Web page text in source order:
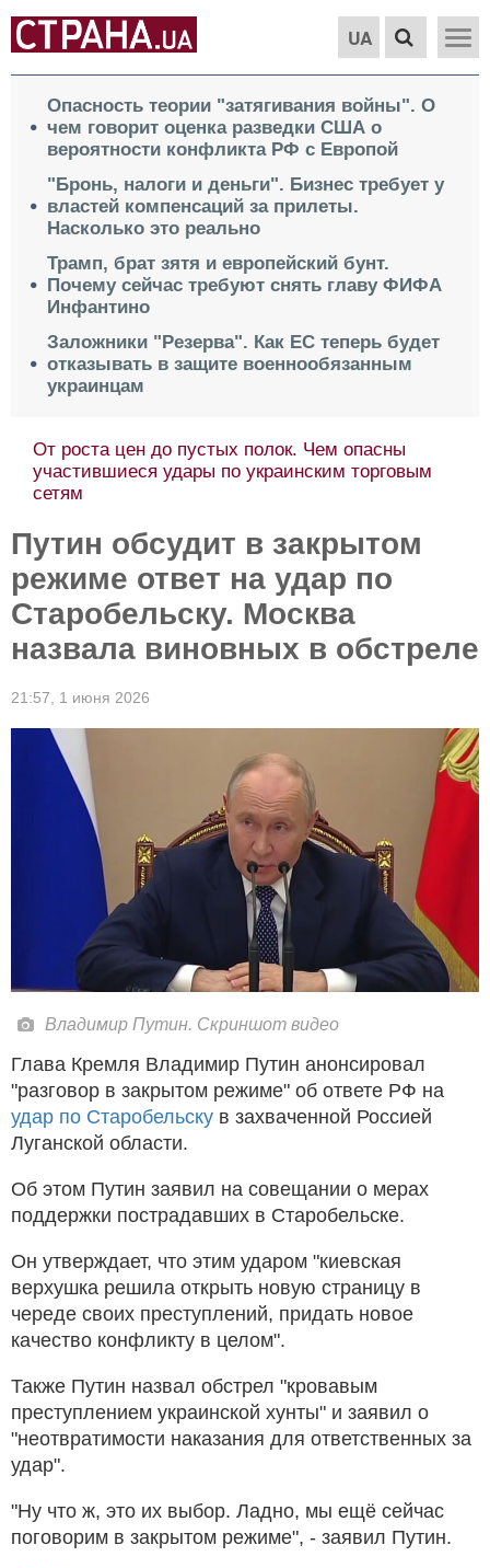
UA
Опасность теории "затягивания войны". О
чем говорит оценка разведки США о
вероятности конфликта РФ с Европой
"Бронь, налоги и деньги". Бизнес требует у
властей компенсаций за прилеты.
Насколько это реально
Трамп, брат зятя и европейский бунт.
Почему сейчас требуют снять главу ФИФА
Инфантино
Заложники "Резерва". Как ЕС теперь будет
отказывать в защите военнообязанным
украинцам
От роста цен до пустых полок. Чем опасны
участившиеся удары по украинским торговым
сетям
Путин обсудит в закрытом
режиме ответ на удар по
Старобельску. Москва
назвала виновных в обстреле
21:57, 1 июня 2026
Владимир Путин. Скриншот видео
Глава Кремля Владимир Путин анонсировал
"разговор в закрытом режиме" об ответе РФ на
удар по Старобельску в захваченной Россией
Луганской области.
Об этом Путин заявил на совещании о мерах
поддержки пострадавших в Старобельске.
Он утверждает, что этим ударом "киевская
верхушка решила открыть новую страницу в
череде своих преступлений, придать новое
качество конфликту в целом".
Также Путин назвал обстрел "кровавым
преступлением украинской хунты" и заявил о
"неотвратимости наказания для ответственных за
удар".
"Ну что ж, это их выбор. Ладно, мы ещё сейчас
поговорим в закрытом режиме", - заявил Путин.